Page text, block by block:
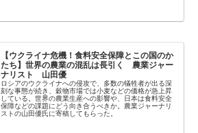
【ウクライナ危機！食料安全保障とこの国のか
たち】世界の農業の混乱は長引く 農業ジャー
ナリスト 山田優
ロシアのウクライナへの侵攻で、多数の犠牲者が出る深
刻な事態が続き、穀物市場では小麦などの価格が急上昇
している。世界の農業生産への影響や、日本は食料安全
保障などの課題にどう向き合うべきか。農業ジャーナリ
ストの山田優氏に寄稿してもらった。